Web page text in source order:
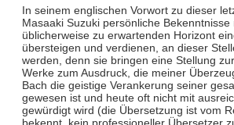
In seinem englischen Vorwort zu dieser
Masaaki Suzuki persönliche Bekenntnisse
üblicherweise zu erwartenden Horizont
übersteigen und verdienen, an dieser
werden, denn sie bringen eine Stellung
Werke zum Ausdruck, die meiner
Bach die geistige Verankerung seiner
gewesen ist und heute oft nicht mit
gewürdigt wird (die Übersetzung ist vom